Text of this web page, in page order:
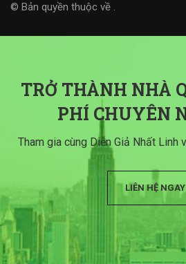
© Bản quyền thuộc về .
TRỞ THÀNH NHÀ
PHÍ CHUYÊN
Tham gia cùng Diễn Giả Nhất Linh
LIÊN HỆ NGAY